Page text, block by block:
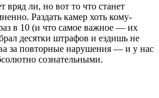
вряд ли, но вот то что станет
Раздать камер хоть кому-
в 10 (и что самое важное — их
десятки штрафов и ездишь не
за повторные нарушения — и у нас
сознательными.